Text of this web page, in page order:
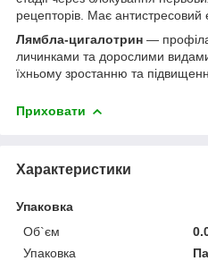
рецепторів. Має антистресовий
Лямбла-цигалотрин —
личинками та дорослими видами
їхньому зростанню та
Приховати
Характеристики
Упаковка
Об`єм
Упаковка